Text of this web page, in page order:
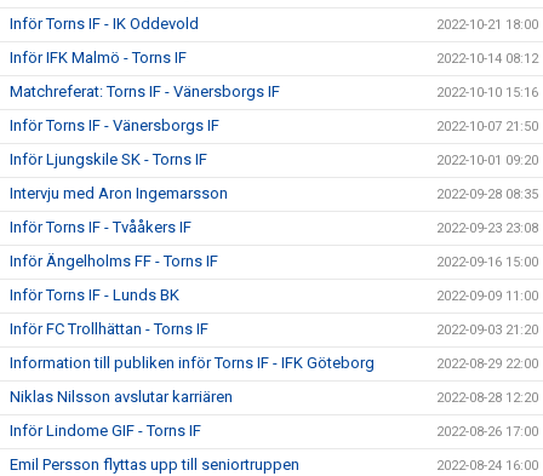
Inför Torns IF - IK Oddevold 2022-10-21 18:00
Inför IFK Malmö - Torns IF 2022-10-14 08:12
Matchreferat: Torns IF - Vänersborgs IF 2022-10-10 15:16
Inför Torns IF - Vänersborgs IF 2022-10-07 21:50
Inför Ljungskile SK - Torns IF 2022-10-01 09:20
Intervju med Aron Ingemarsson 2022-09-28 08:35
Inför Torns IF - Tvååkers IF 2022-09-23 23:08
Inför Ängelholms FF - Torns IF 2022-09-16 15:00
Inför Torns IF - Lunds BK 2022-09-09 11:00
Inför FC Trollhättan - Torns IF 2022-09-03 21:20
Information till publiken inför Torns IF - IFK Göteborg 2022-08-29 22:00
Niklas Nilsson avslutar karriären 2022-08-28 12:20
Inför Lindome GIF - Torns IF 2022-08-26 17:00
Emil Persson flyttas upp till seniortruppen 2022-08-24 16:00